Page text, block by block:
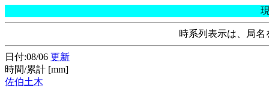
時系列表示は、局
日付:08/06 更新
時間/累計 [mm]
佐伯土木